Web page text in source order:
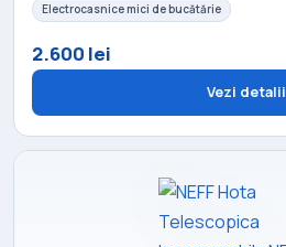
Electrocasnice mici de bucătărie
2.600 lei
Vezi detalii